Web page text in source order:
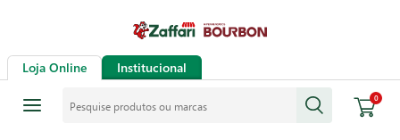
Loja Online Institucional
0